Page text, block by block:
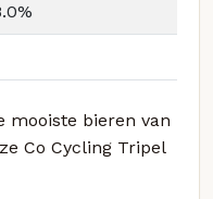
mooiste bieren van
Co Cycling Tripel